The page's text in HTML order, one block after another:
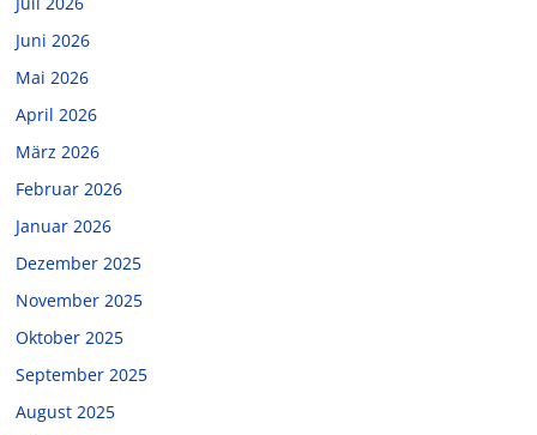
Juni 2026
Mai 2026
April 2026
März 2026
Februar 2026
Januar 2026
Dezember 2025
November 2025
Oktober 2025
September 2025
August 2025